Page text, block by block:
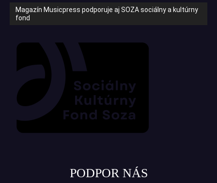
Magazín Musicpress podporuje aj SOZA sociálny a kultúrny
fond
PODPOR NÁS